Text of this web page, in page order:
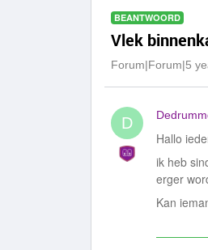
BEANTWOORD
Vlek
Forum|Forum|5
D
Hallo
ik heb
erger
Kan